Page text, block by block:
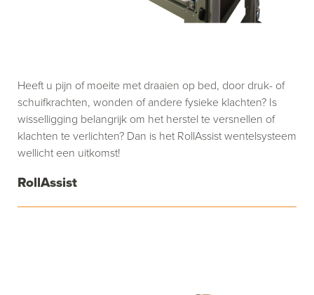
RollAssist
Heeft u pijn of moeite met draaien op bed, door druk- of
schuifkrachten, wonden of andere fysieke klachten? Is
wisselligging belangrijk om het herstel te versnellen of
klachten te verlichten? Dan is het RollAssist wentelsysteem
wellicht een uitkomst!